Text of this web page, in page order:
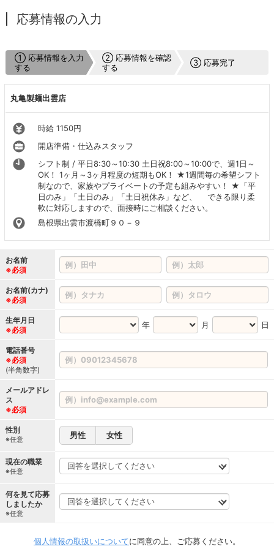
応募情報の入力
① 応募情報を入力
する
② 応募情報を確認
する
③ 応募完了
丸亀製麺出雲店
時給 1150円
開店準備・仕込みスタッフ
シフト制 / 平日8:30～10:30 土日祝8:00～10:00で、週1日～
OK！ 1ヶ月～3ヶ月程度の短期もOK！ ★1週間毎の希望シフト
制なので、家族やプライベートの予定も組みやすい！ ★「平
日のみ」「土日のみ」「土日祝休み」など、 できる限り柔
軟に対応しますので、面接時にご相談ください。
島根県出雲市渡橋町９０－９
お名前
※必須
お名前(カナ)
※必須
生年月日
※必須
年 月 日
電話番号
※必須
(半角数字)
メールアドレ
ス
※必須
性別
※任意 男性 女性
現在の職業
※任意
何を見て応募
しましたか
※任意
個人情報の取扱いについてに同意の上、ご応募ください。